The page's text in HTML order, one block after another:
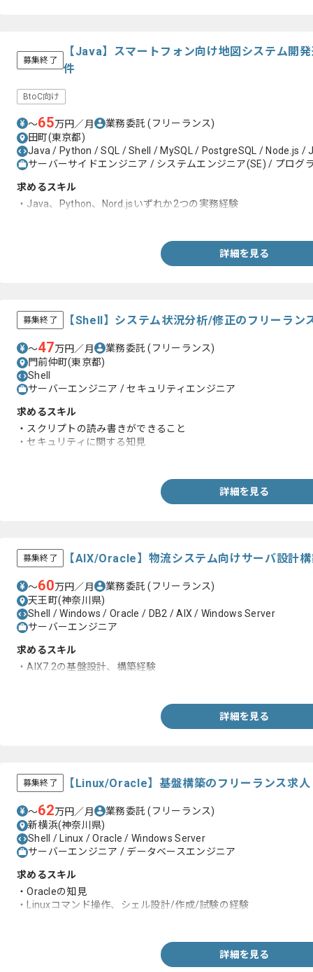
募集終了
【Java】スマートフォン向け地図システム開
件
BtoC向け
〜65万円／月 業務委託(フリーランス)
田町(東京都)
Java / Python / SQL / Shell / MySQL / PostgreSQL / Node.js /
サーバーサイドエンジニア / システムエンジニア(SE) / プログ
求めるスキル
・Java、Python、Nord.jsいずれか2つの実務経験
詳細を見る
募集終了 【Shell】システム状況分析/修正のフリーラン
〜47万円／月 業務委託(フリーランス)
門前仲町(東京都)
Shell
サーバーエンジニア / セキュリティエンジニア
求めるスキル
・スクリプトの読み書きができること
・セキュリティに関する知見
詳細を見る
募集終了 【AIX/Oracle】物流システム向けサーバ設計
〜60万円／月 業務委託(フリーランス)
天王町(神奈川県)
Shell / Windows / Oracle / DB2 / AIX / Windows Server
サーバーエンジニア
求めるスキル
・AIX7.2の基盤設計、構築経験
詳細を見る
募集終了 【Linux/Oracle】基盤構築のフリーランス求
〜62万円／月 業務委託(フリーランス)
新横浜(神奈川県)
Shell / Linux / Oracle / Windows Server
サーバーエンジニア / データベースエンジニア
求めるスキル
・Oracleの知見
・Linuxコマンド操作、シェル設計/作成/試験の経験
詳細を見る